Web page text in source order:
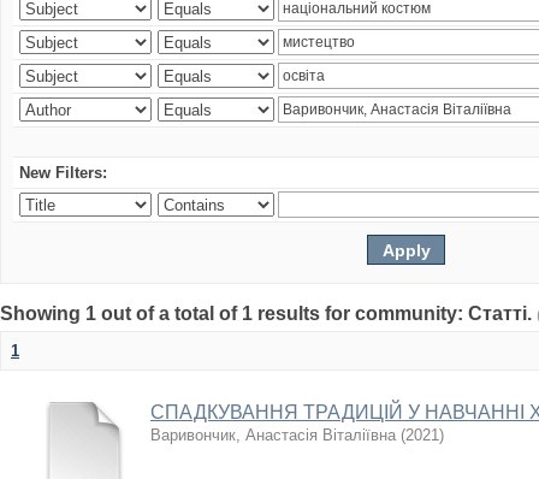
New Filters:
Showing 1 out of a total of 1 results for community: Статті.
1
СПАДКУВАННЯ ТРАДИЦІЙ У НАВЧАННІ
Варивончик, Анастасія Віталіївна (2021)